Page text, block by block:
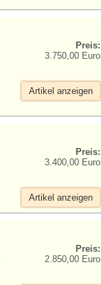
Preis:
3.750,00 Euro
Artikel anzeigen
Preis:
3.400,00 Euro
Artikel anzeigen
Preis:
2.850,00 Euro